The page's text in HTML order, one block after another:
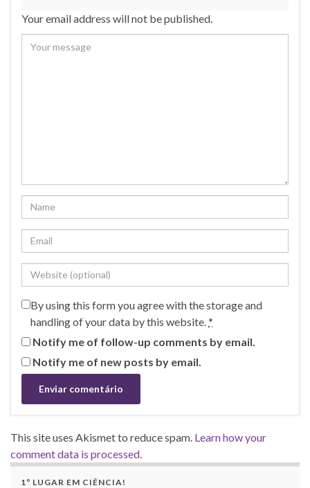
Your email address will not be published.
By using this form you agree with the storage and
handling of your data by this website. *
Notify me of follow-up comments by email.
Notify me of new posts by email.
This site uses Akismet to reduce spam. Learn how your
comment data is processed.
1º LUGAR EM CIÊNCIA!